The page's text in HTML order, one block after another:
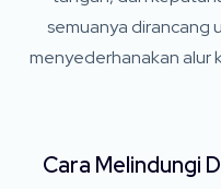
semuanya dirancang
menyederhanakan alur
Cara Melindungi